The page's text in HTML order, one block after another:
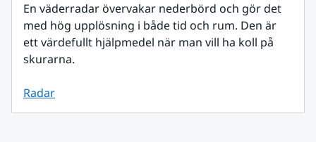
En väderradar övervakar nederbörd och gör det
med hög upplösning i både tid och rum. Den är
ett värdefullt hjälpmedel när man vill ha koll på
skurarna.
Radar